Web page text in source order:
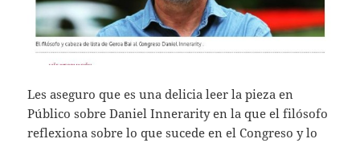
Les aseguro que es una delicia leer la pieza en
Público sobre Daniel Innerarity en la que el filósofo
reflexiona sobre lo que sucede en el Congreso y lo